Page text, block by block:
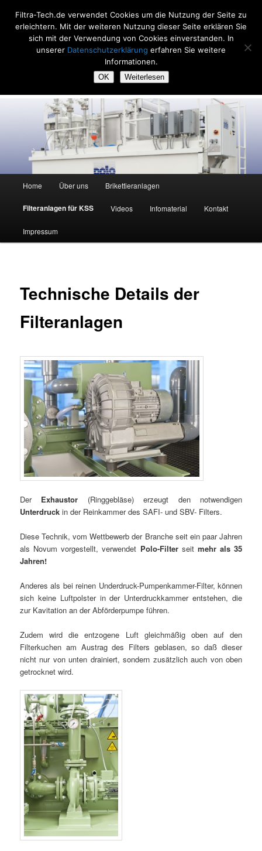
primären
Inhalt
Filtra-Tech
Filtrieren und Brikettieren, seit 20 Jahren
Home Über uns Brikettieranlagen
Filteranlagen für KSS Videos Infomaterial Kontakt
Impressum
Technische Details der
Filteranlagen
Der Exhaustor (Ringgebläse) erzeugt den notwendigen
Unterdruck in der Reinkammer des SAFI- und SBV- Filters.
Diese Technik, vom Wettbewerb der Branche seit ein paar Jahren
als Novum vorgestellt, verwendet Polo-Filterseit mehr als 35
Jahren!
Anderes als bei reinen Underdruck-Pumpenkammer-Filter, können
sich keine Luftpolster in der Unterdruckkammer entstehen, die
zur Kavitation an der Abförderpumpe führen.
Zudem wird die entzogene Luft gleichmäßig oben auf den
Filterkuchen am Austrag des Filters geblasen, so daß dieser
nicht nur von unten drainiert, sondern zusätzlich auch von oben
getrocknet wird.
Filtra-Tech.de verwendet Cookies um die Nutzung der Seite zu
erleichtern. Mit der weiteren Nutzung dieser Seite erklären Sie
sich mit der Verwendung von Cookies einverstanden. In
unserer Datenschutzerklärung erfahren Sie weitere
Informationen.
OK Weiterlesen